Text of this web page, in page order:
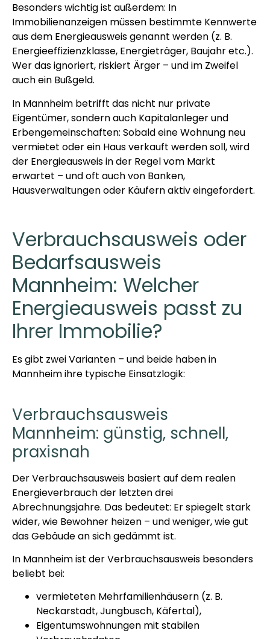
Besonders wichtig ist außerdem: In
Immobilienanzeigen müssen bestimmte Kennwerte
aus dem Energieausweis genannt werden (z. B.
Energieeffizienzklasse, Energieträger, Baujahr etc.).
Wer das ignoriert, riskiert Ärger – und im Zweifel
auch ein Bußgeld.
In Mannheim betrifft das nicht nur private
Eigentümer, sondern auch Kapitalanleger und
Erbengemeinschaften: Sobald eine Wohnung neu
vermietet oder ein Haus verkauft werden soll, wird
der Energieausweis in der Regel vom Markt
erwartet – und oft auch von Banken,
Hausverwaltungen oder Käufern aktiv eingefordert.
Verbrauchsausweis oder
Bedarfsausweis
Mannheim: Welcher
Energieausweis passt zu
Ihrer Immobilie?
Es gibt zwei Varianten – und beide haben in
Mannheim ihre typische Einsatzlogik:
Verbrauchsausweis
Mannheim: günstig, schnell,
praxisnah
Der Verbrauchsausweis basiert auf dem realen
Energieverbrauch der letzten drei
Abrechnungsjahre. Das bedeutet: Er spiegelt stark
wider, wie Bewohner heizen – und weniger, wie gut
das Gebäude an sich gedämmt ist.
In Mannheim ist der Verbrauchsausweis besonders
beliebt bei:
vermieteten Mehrfamilienhäusern (z. B.
Neckarstadt, Jungbusch, Käfertal),
Eigentumswohnungen mit stabilen